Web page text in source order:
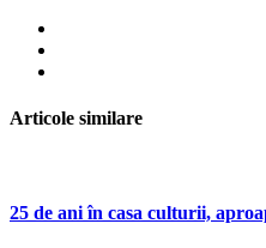
Articole similare
25 de ani în casa culturii,